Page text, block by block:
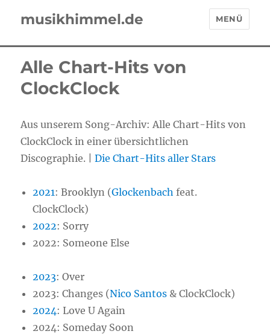
musikhimmel.de MENÜ
Alle Chart-Hits von
ClockClock
Aus unserem Song-Archiv: Alle Chart-Hits von
ClockClock in einer übersichtlichen
Discographie. |Die Chart-Hits aller Stars
2021: Brooklyn (Glockenbach feat.
ClockClock)
2022: Sorry
2022: Someone Else
2023: Over
2023: Changes (Nico Santos & ClockClock)
2024: Love U Again
2024: Someday Soon